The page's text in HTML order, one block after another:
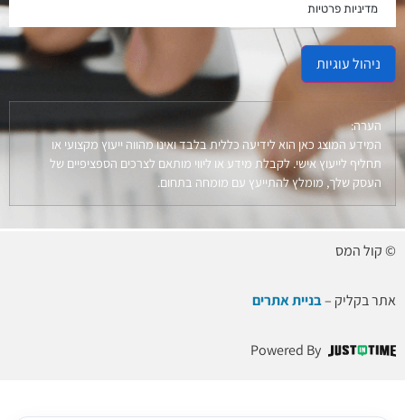
מדיניות פרטיות
ניהול עוגיות
הערה:
המידע המוצג כאן הוא לידיעה כללית בלבד ואינו מהווה ייעוץ מקצועי או
תחליף לייעוץ אישי. לקבלת מידע או ליווי מותאם לצרכים הספציפיים של
העסק שלך, מומלץ להתייעץ עם מומחה בתחום.
© קול המס
אתר בקליק –בניית אתרים
Powered By